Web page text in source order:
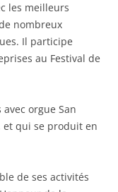
les meilleurs
nombreux
Il participe
au Festival de
avec orgue San
et qui se produit en
de ses activités